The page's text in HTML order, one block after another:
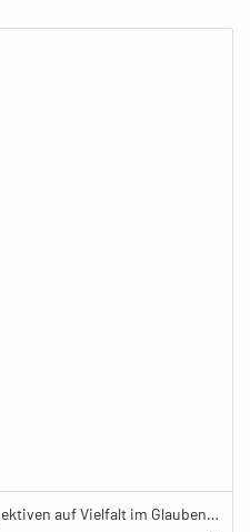
Beyond The Frame: Junge Perspektiven auf Vielfalt im Glauben - Frau meditiert mit Gebetskette